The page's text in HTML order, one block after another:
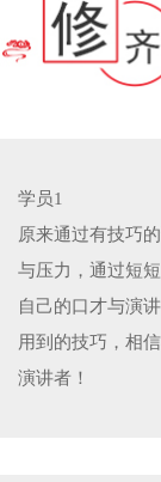
学员1
原来通过有技巧
与压力，通过短
自己的口才与演
用到的技巧，相
演讲者！